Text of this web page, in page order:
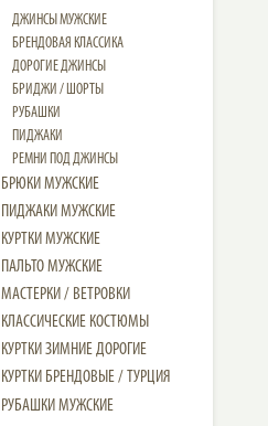
ДЖИНСЫ МУЖСКИЕ
БРЕНДОВАЯ КЛАССИКА
ДОРОГИЕ ДЖИНСЫ
БРИДЖИ / ШОРТЫ
РУБАШКИ
ПИДЖАКИ
РЕМНИ ПОД ДЖИНСЫ
БРЮКИ МУЖСКИЕ
ПИДЖАКИ МУЖСКИЕ
КУРТКИ МУЖСКИЕ
ПАЛЬТО МУЖСКИЕ
МАСТЕРКИ / ВЕТРОВКИ
КЛАССИЧЕСКИЕ КОСТЮМЫ
КУРТКИ ЗИМНИЕ ДОРОГИЕ
КУРТКИ БРЕНДОВЫЕ / ТУРЦИЯ
РУБАШКИ МУЖСКИЕ